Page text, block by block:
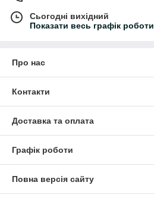
Сьогодні вихідний
Показати весь графік роботи
Про нас
Контакти
Доставка та оплата
Графік роботи
Повна версія сайту